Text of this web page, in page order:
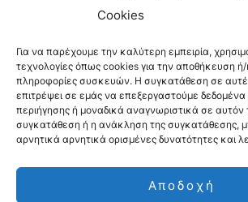
Cookies
Για να παρέχουμε την καλύτερη εμπειρία,
τεχνολογίες όπως cookies για την αποθήκευση
πληροφορίες συσκευών. Η συγκατάθεση σε αυτές
επιτρέψει σε εμάς να επεξεργαστούμε
περιήγησης ή μοναδικά αναγνωριστικά σε αυτόν
συγκατάθεση ή η ανάκληση της συγκατάθεσης,
αρνητικά αρνητικά ορισμένες δυνατότητες και
Αποδοχή
Oikotropia.gr
Perepet.gr
Orama Group (Orama